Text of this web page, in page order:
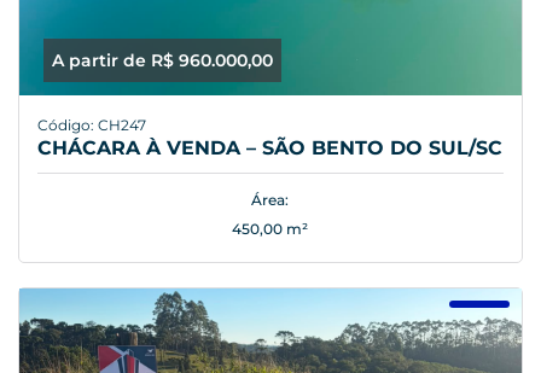
A partir de R$ 960.000,00
Código: CH247
CHÁCARA À VENDA – SÃO BENTO DO SUL/SC
Área:
450,00 m²